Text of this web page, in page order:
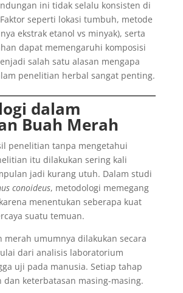
ini tidak selalu konsisten di
seperti lokasi tumbuh, metode
ekstrak etanol vs minyak), serta
dapat memengaruhi komposisi
salah satu alasan mengapa
penelitian herbal sangat penting.
dalam
Buah Merah
penelitian tanpa mengetahui
itu dilakukan sering kali
jadi kurang utuh. Dalam studi
conoideus, metodologi memegang
menentukan seberapa kuat
suatu temuan.
merah umumnya dilakukan secara
dari analisis laboratorium
uji pada manusia. Setiap tahap
keterbatasan masing-masing.